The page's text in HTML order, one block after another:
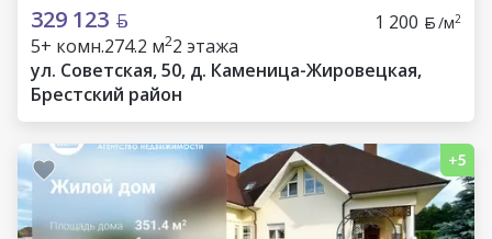
329 123 1 200 /м2
5+ комн.274.2 м22 этажа
ул. Советская, 50, д. Каменица-Жировецкая,
Брестский район